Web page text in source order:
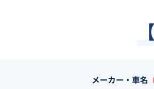
メーカー・車名